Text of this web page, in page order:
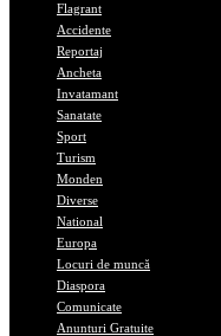
Flagrant
Accidente
Reportaj
Ancheta
Invatamant
Sanatate
Sport
Turism
Monden
Diverse
National
Europa
Locuri de muncă
Diaspora
Comunicate
Anunturi Gratuite